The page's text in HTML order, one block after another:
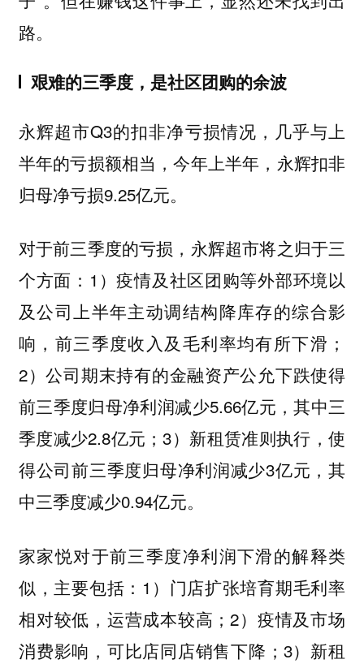
路。
艰难的三季度，是社区团购的余波
永辉超市Q3的扣非净亏损情况，几乎与上
半年的亏损额相当，今年上半年，永辉扣非
归母净亏损9.25亿元。
对于前三季度的亏损，永辉超市将之归于三
个方面：1）疫情及社区团购等外部环境以
及公司上半年主动调结构降库存的综合影
响，前三季度收入及毛利率均有所下滑；
2）公司期末持有的金融资产公允下跌使得
前三季度归母净利润减少5.66亿元，其中三
季度减少2.8亿元；3）新租赁准则执行，使
得公司前三季度归母净利润减少3亿元，其
中三季度减少0.94亿元。
家家悦对于前三季度净利润下滑的解释类
似，主要包括：1）门店扩张培育期毛利率
相对较低，运营成本较高；2）疫情及市场
消费影响，可比店同店销售下降；3）新租